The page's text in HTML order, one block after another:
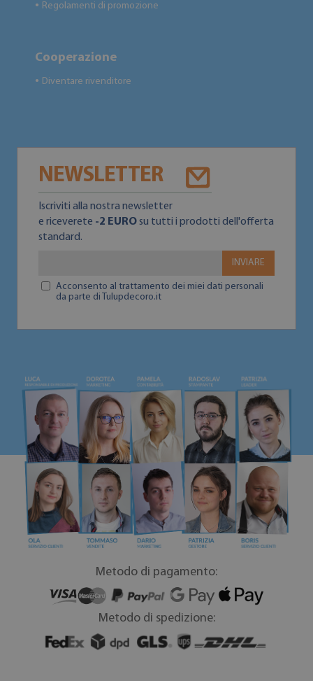
● Regolamenti di promozione
Cooperazione
● Diventare rivenditore
NEWSLETTER
Iscriviti alla nostra newsletter
e riceverete -2 EUROsu tutti i prodotti dell'offerta
standard.
INVIARE
Acconsento al trattamento dei miei dati personali
da parte di Tulupdecoro.it
Metodo di pagamento:
Metodo di spedizione: